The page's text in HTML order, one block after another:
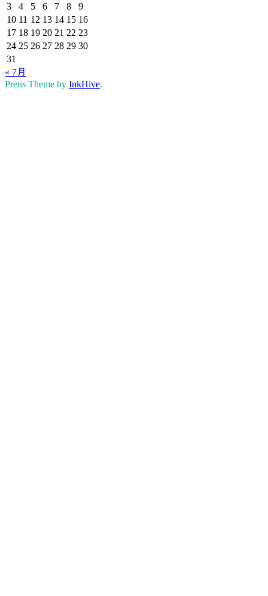
3
4 5 6 7 8
9
10 11 12 13 14 15 16
17 18 19 20 21 22 23
24 25 26 27 28 29 30
31
« 7月
Preus Theme by InkHive.